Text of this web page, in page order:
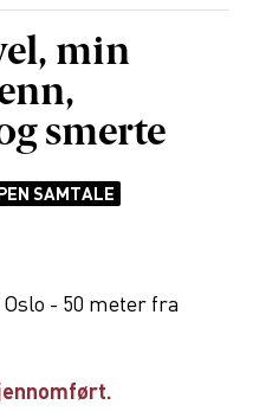
min
smerte
SAMTALE
- 50 meter fra